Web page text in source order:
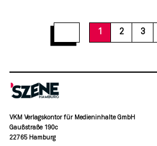
1 2 3
VKM Verlagskontor für Medieninhalte GmbH
Gaußstraße 190c
22765 Hamburg